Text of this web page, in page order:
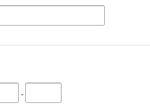
-